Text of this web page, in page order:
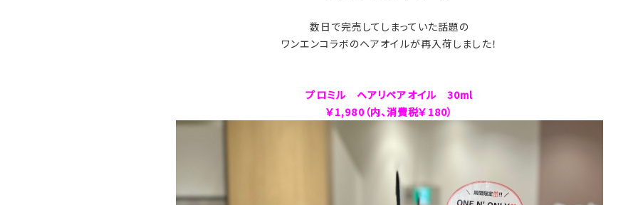
数日で完売してしまっていた話題の
ワンエンコラボのヘアオイルが再入荷しました！
プロミル ヘアリペアオイル 30ml
￥1,980（内、消費税￥180）